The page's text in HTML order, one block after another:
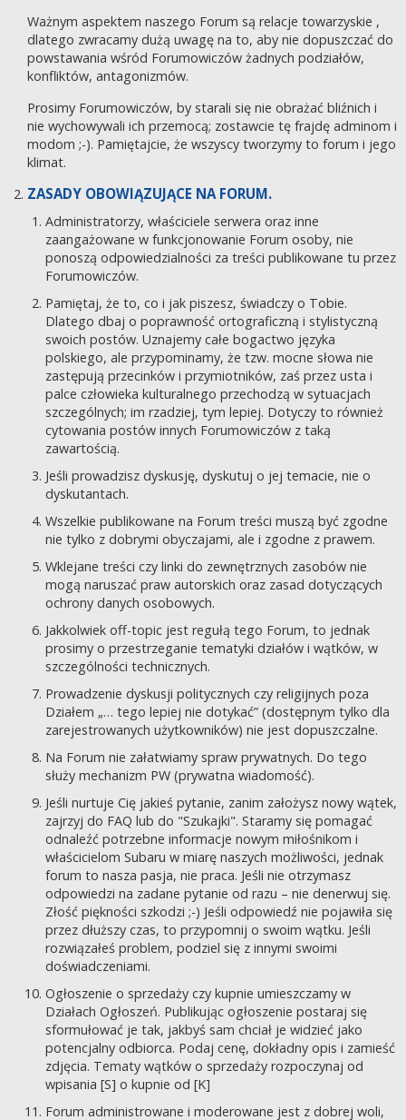
Ważnym aspektem naszego Forum są relacje towarzyskie ,
dlatego zwracamy dużą uwagę na to, aby nie dopuszczać do
powstawania wśród Forumowiczów żadnych podziałów,
konfliktów, antagonizmów.
Prosimy Forumowiczów, by starali się nie obrażać bliźnich i
nie wychowywali ich przemocą; zostawcie tę frajdę adminom i
modom ;-). Pamiętajcie, że wszyscy tworzymy to forum i jego
klimat.
ZASADY OBOWIĄZUJĄCE NA FORUM.
Administratorzy, właściciele serwera oraz inne
zaangażowane w funkcjonowanie Forum osoby, nie
ponoszą odpowiedzialności za treści publikowane tu przez
Forumowiczów.
Pamiętaj, że to, co i jak piszesz, świadczy o Tobie.
Dlatego dbaj o poprawność ortograficzną i stylistyczną
swoich postów. Uznajemy całe bogactwo języka
polskiego, ale przypominamy, że tzw. mocne słowa nie
zastępują przecinków i przymiotników, zaś przez usta i
palce człowieka kulturalnego przechodzą w sytuacjach
szczególnych; im rzadziej, tym lepiej. Dotyczy to również
cytowania postów innych Forumowiczów z taką
zawartością.
Jeśli prowadzisz dyskusję, dyskutuj o jej temacie, nie o
dyskutantach.
Wszelkie publikowane na Forum treści muszą być zgodne
nie tylko z dobrymi obyczajami, ale i zgodne z prawem.
Wklejane treści czy linki do zewnętrznych zasobów nie
mogą naruszać praw autorskich oraz zasad dotyczących
ochrony danych osobowych.
Jakkolwiek off-topic jest regułą tego Forum, to jednak
prosimy o przestrzeganie tematyki działów i wątków, w
szczególności technicznych.
Prowadzenie dyskusji politycznych czy religijnych poza
Działem „… tego lepiej nie dotykać” (dostępnym tylko dla
zarejestrowanych użytkowników) nie jest dopuszczalne.
Na Forum nie załatwiamy spraw prywatnych. Do tego
służy mechanizm PW (prywatna wiadomość).
Jeśli nurtuje Cię jakieś pytanie, zanim założysz nowy wątek,
zajrzyj do FAQ lub do "Szukajki". Staramy się pomagać
odnaleźć potrzebne informacje nowym miłośnikom i
właścicielom Subaru w miarę naszych możliwości, jednak
forum to nasza pasja, nie praca. Jeśli nie otrzymasz
odpowiedzi na zadane pytanie od razu – nie denerwuj się.
Złość piękności szkodzi ;-) Jeśli odpowiedź nie pojawiła się
przez dłuższy czas, to przypomnij o swoim wątku. Jeśli
rozwiązałeś problem, podziel się z innymi swoimi
doświadczeniami.
Ogłoszenie o sprzedaży czy kupnie umieszczamy w
Działach Ogłoszeń. Publikując ogłoszenie postaraj się
sformułować je tak, jakbyś sam chciał je widzieć jako
potencjalny odbiorca. Podaj cenę, dokładny opis i zamieść
zdjęcia. Tematy wątków o sprzedaży rozpoczynaj od
wpisania [S] o kupnie od [K]
Forum administrowane i moderowane jest z dobrej woli,